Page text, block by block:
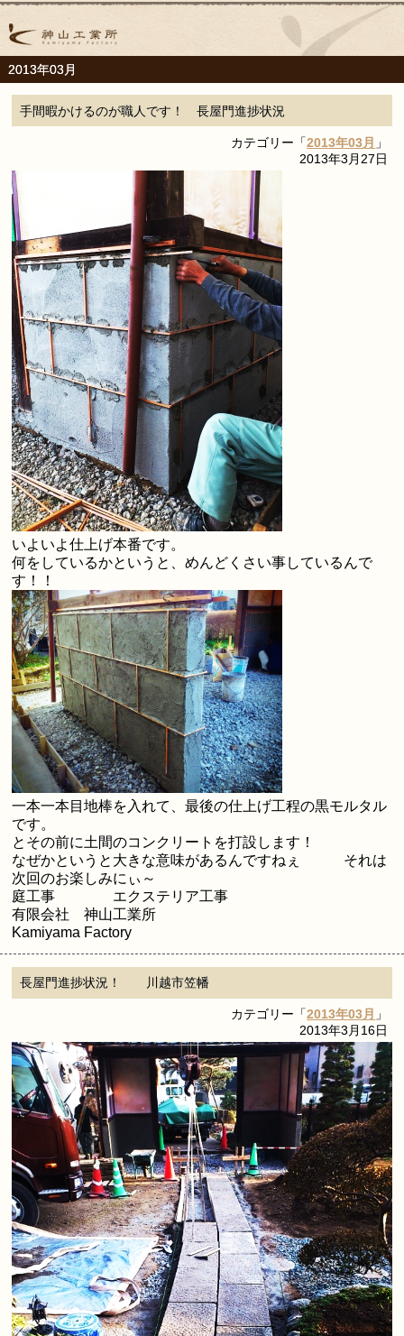
2013年03月
手間暇かけるのが職人です！ 長屋門進捗状況
カテゴリー「2013年03月 」
2013年3月27日
いよいよ仕上げ本番です。
何をしているかというと、めんどくさい事しているんで
す！！
一本一本目地棒を入れて、最後の仕上げ工程の黒モルタル
です。
とその前に土間のコンクリートを打設します！
なぜかというと大きな意味があるんですねぇ それは
次回のお楽しみにぃ～
庭工事 エクステリア工事
有限会社 神山工業所
Kamiyama Factory
長屋門進捗状況！ 川越市笠幡
カテゴリー「2013年03月 」
2013年3月16日